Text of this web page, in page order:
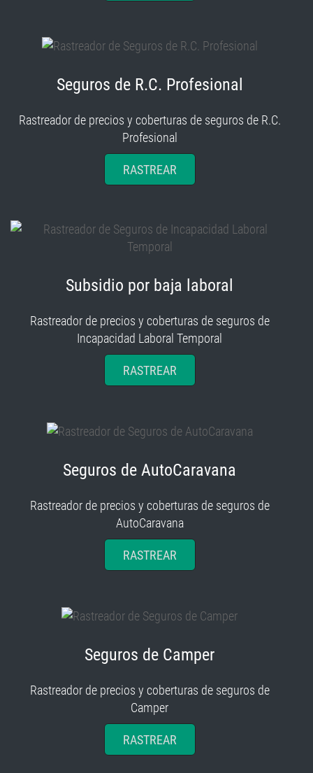
Seguros de R.C. Profesional
Rastreador de precios y coberturas de seguros de R.C.
Profesional
RASTREAR
Subsidio por baja laboral
Rastreador de precios y coberturas de seguros de
Incapacidad Laboral Temporal
RASTREAR
Seguros de AutoCaravana
Rastreador de precios y coberturas de seguros de
AutoCaravana
RASTREAR
Seguros de Camper
Rastreador de precios y coberturas de seguros de
Camper
RASTREAR